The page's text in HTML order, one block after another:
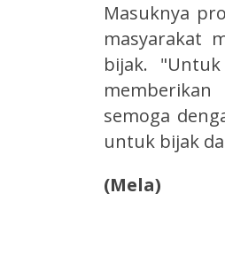
Masuknya
masyarakat
bijak.
semoga
untuk bijak
(Mela)